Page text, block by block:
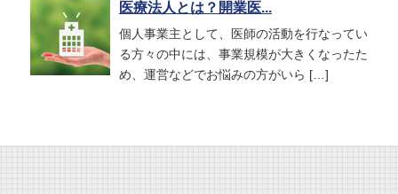
医療法人とは？開業医...
個人事業主として、医師の活動を行なってい
る方々の中には、事業規模が大きくなったた
め、運営などでお悩みの方がいら […]